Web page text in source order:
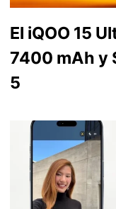
El iQOO 15
7400 mAh y
5